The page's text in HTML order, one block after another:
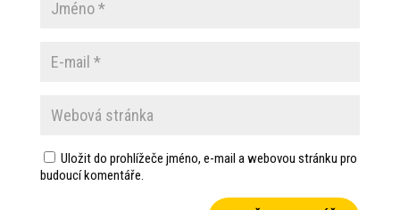
Uložit do prohlížeče jméno, e-mail a webovou stránku pro
budoucí komentáře.